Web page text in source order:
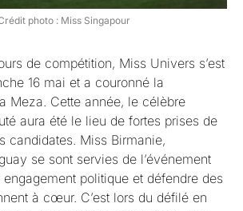
photo : Miss Singapour
de compétition, Miss Univers s’est
16 mai et a couronné la
Meza. Cette année, le célèbre
aura été le lieu de fortes prises de
candidates. Miss Birmanie,
se sont servies de l’événement
politique et défendre des
à cœur. C’est lors du défilé en